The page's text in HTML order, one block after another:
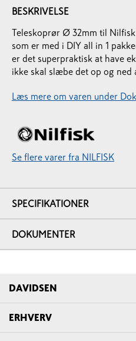
BESKRIVELSE
Teleskoprør Ø 32mm til
som er med i DIY all in 1
er det superpraktisk at have
ikke skal slæbe det op og ned
Læs mere om varen under
Se flere varer fra NILFISK
SPECIFIKATIONER
DOKUMENTER
DAVIDSEN
ERHVERV